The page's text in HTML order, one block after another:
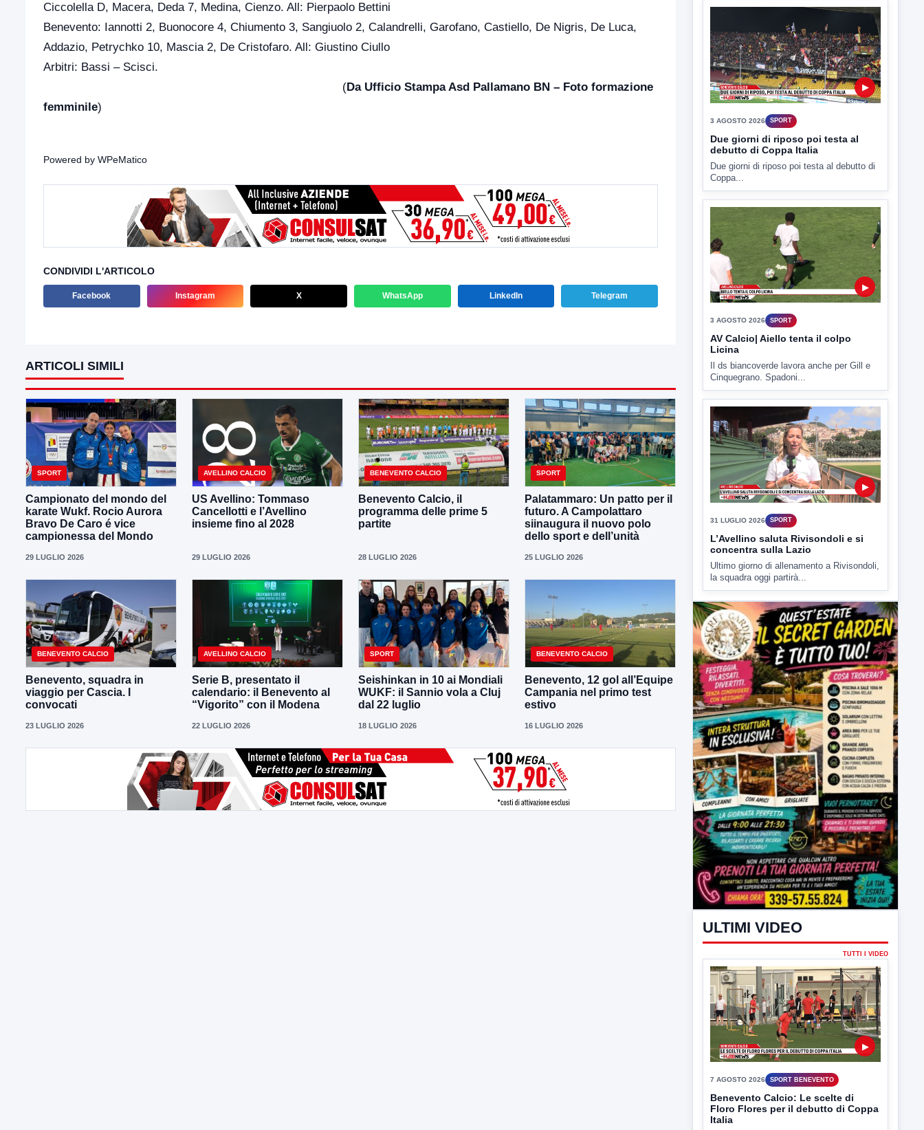
Ciccolella D, Macera, Deda 7, Medina, Cienzo. All: Pierpaolo Bettini
Benevento: Iannotti 2, Buonocore 4, Chiumento 3, Sangiuolo 2, Calandrelli, Garofano, Castiello, De Nigris, De Luca,
Addazio, Petrychko 10, Mascia 2, De Cristofaro. All: Giustino Ciullo
Arbitri: Bassi – Scisci.
(Da Ufficio Stampa Asd Pallamano BN – Foto formazione
femminile)
Powered by WPeMatico
CONDIVIDI L'ARTICOLO
Facebook Instagram X WhatsApp LinkedIn Telegram
ARTICOLI SIMILI
SPORT
Campionato del mondo del
karate Wukf. Rocio Aurora
Bravo De Caro é vice
campionessa del Mondo
29 LUGLIO 2026
AVELLINO CALCIO
US Avellino: Tommaso
Cancellotti e l’Avellino
insieme fino al 2028
29 LUGLIO 2026
BENEVENTO CALCIO
Benevento Calcio, il
programma delle prime 5
partite
28 LUGLIO 2026
SPORT
Palatammaro: Un patto per il
futuro. A Campolattaro
siinaugura il nuovo polo
dello sport e dell’unità
25 LUGLIO 2026
BENEVENTO CALCIO
Benevento, squadra in
viaggio per Cascia. I
convocati
23 LUGLIO 2026
AVELLINO CALCIO
Serie B, presentato il
calendario: il Benevento al
“Vigorito” con il Modena
22 LUGLIO 2026
SPORT
Seishinkan in 10 ai Mondiali
WUKF: il Sannio vola a Cluj
dal 22 luglio
18 LUGLIO 2026
BENEVENTO CALCIO
Benevento, 12 gol all’Equipe
Campania nel primo test
estivo
16 LUGLIO 2026
▶
3 AGOSTO 2026 SPORT
Due giorni di riposo poi testa al
debutto di Coppa Italia
Due giorni di riposo poi testa al debutto di
Coppa...
▶
3 AGOSTO 2026 SPORT
AV Calcio| Aiello tenta il colpo
Licina
Il ds biancoverde lavora anche per Gill e
Cinquegrano. Spadoni...
▶
31 LUGLIO 2026 SPORT
L’Avellino saluta Rivisondoli e si
concentra sulla Lazio
Ultimo giorno di allenamento a Rivisondoli,
la squadra oggi partirà...
ULTIMI VIDEO
TUTTI I VIDEO
▶
7 AGOSTO 2026 SPORT BENEVENTO
Benevento Calcio: Le scelte di
Floro Flores per il debutto di Coppa
Italia